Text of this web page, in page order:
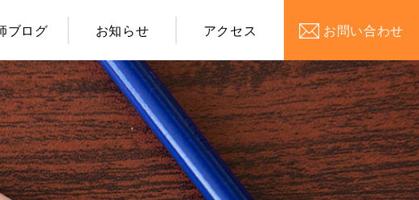
ブログ お知らせ アクセス お問い合わせ